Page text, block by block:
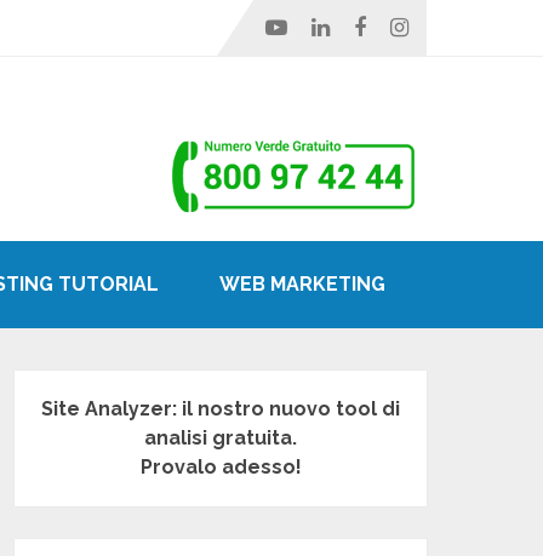
TUTORIAL WEB MARKETING
Site Analyzer: il nostro nuovo tool di
analisi gratuita.
Provalo adesso!